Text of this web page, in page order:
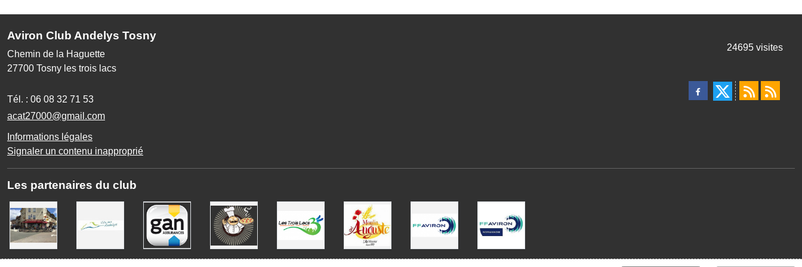
Aviron Club Andelys Tosny
Chemin de la Haguette
27700 Tosny les trois lacs
Tél. : 06 08 32 71 53
acat27000@gmail.com
Informations légales
Signaler un contenu inapproprié
24695 visites
Les partenaires du club